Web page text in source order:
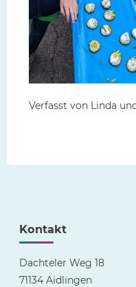
Verfasst von Linda
Kontakt
Dachteler Weg 18
71134 Aidlingen